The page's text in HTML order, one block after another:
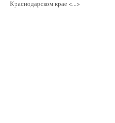
Краснодарском крае <...>